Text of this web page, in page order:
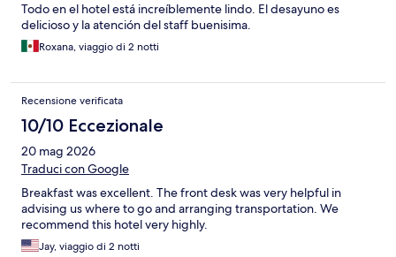
Todo en el hotel está increíblemente lindo. El desayuno es
delicioso y la atención del staff buenisima.
Roxana, viaggio di 2 notti
Recensione verificata
10/10 Eccezionale
20 mag 2026
Traduci con Google
Breakfast was excellent. The front desk was very helpful in
advising us where to go and arranging transportation. We
recommend this hotel very highly.
Jay, viaggio di 2 notti